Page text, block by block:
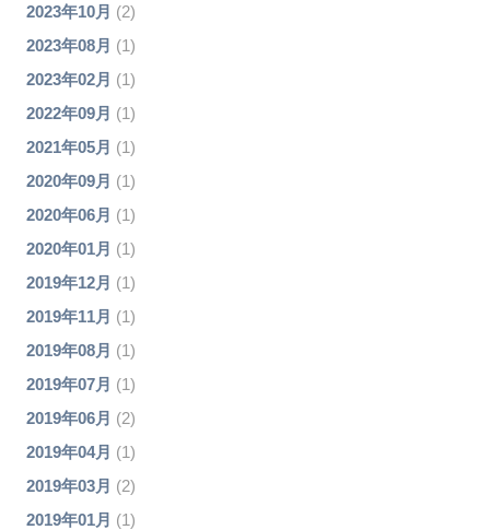
2023年10月 (2)
2023年08月 (1)
2023年02月 (1)
2022年09月 (1)
2021年05月 (1)
2020年09月 (1)
2020年06月 (1)
2020年01月 (1)
2019年12月 (1)
2019年11月 (1)
2019年08月 (1)
2019年07月 (1)
2019年06月 (2)
2019年04月 (1)
2019年03月 (2)
2019年01月 (1)